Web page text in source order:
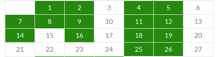
1
2 3 4 5
6
7
8 9 10 11 12
13
14
15 16 17 18 19
20
21
22 23 24 25 26 27